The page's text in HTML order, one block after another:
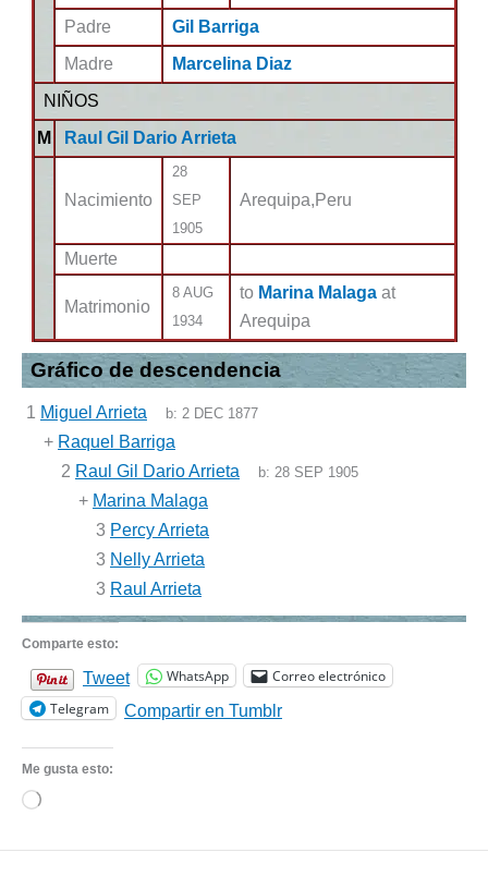
Padre
Gil Barriga
Madre
Marcelina Diaz
NIÑOS
M
Raul Gil Dario Arrieta
Nacimiento
28
SEP
1905
Arequipa,Peru
Muerte
Matrimonio
8 AUG
1934
to Marina Malaga at
Arequipa
Gráfico de descendencia
1 Miguel Arrieta b:2 DEC 1877
+ Raquel Barriga
2 Raul Gil Dario Arrieta b:28 SEP 1905
+ Marina Malaga
3 Percy Arrieta
3 Nelly Arrieta
3 Raul Arrieta
Comparte esto:
Tweet WhatsApp
Correo electrónico
Telegram
Compartir en Tumblr
Me gusta esto:
Cargando...